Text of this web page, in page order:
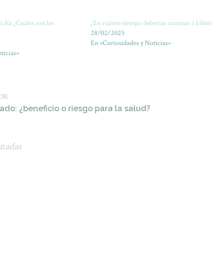
¿Cuáles son los
¿En cuánto tiempo deberías caminar 1
28/02/2025
En «Curiosidades y Noticias»
¿beneficio o riesgo para la salud?